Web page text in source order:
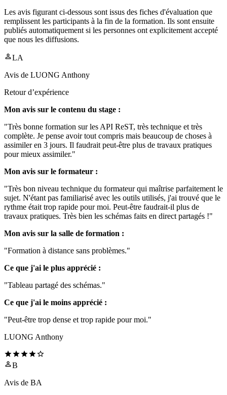
Les avis figurant ci-dessous sont issus des fiches d'évaluation que
remplissent les participants à la fin de la formation. Ils sont ensuite
publiés automatiquement si les personnes ont explicitement accepté
que nous les diffusions.
LA
Avis de LUONG Anthony
Retour d’expérience
Mon avis sur le contenu du stage :
"Très bonne formation sur les API ReST, très technique et très
complète. Je pense avoir tout compris mais beaucoup de choses à
assimiler en 3 jours. Il faudrait peut-être plus de travaux pratiques
pour mieux assimiler."
Mon avis sur le formateur :
"Très bon niveau technique du formateur qui maîtrise parfaitement le
sujet. N'étant pas familiarisé avec les outils utilisés, j'ai trouvé que le
rythme était trop rapide pour moi. Peut-être faudrait-il plus de
travaux pratiques. Très bien les schémas faits en direct partagés !"
Mon avis sur la salle de formation :
"Formation à distance sans problèmes."
Ce que j'ai le plus apprécié :
"Tableau partagé des schémas."
Ce que j'ai le moins apprécié :
"Peut-être trop dense et trop rapide pour moi."
LUONG Anthony
B
Avis de BA